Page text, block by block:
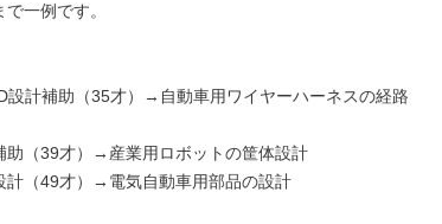
一例です。
設計補助（35才）→自動車用ワイヤーハーネスの経路
助（39才）→産業用ロボットの筐体設計
計（49才）→電気自動車用部品の設計